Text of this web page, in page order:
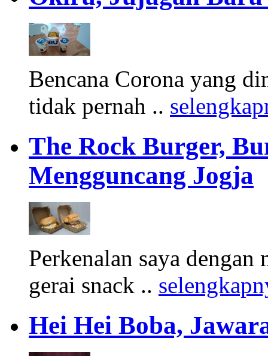
Bencana Corona yang
tidak pernah ..
The Rock Burger,
Mengguncang Jogja
Perkenalan saya
gerai snack ..
Hei Hei Boba,